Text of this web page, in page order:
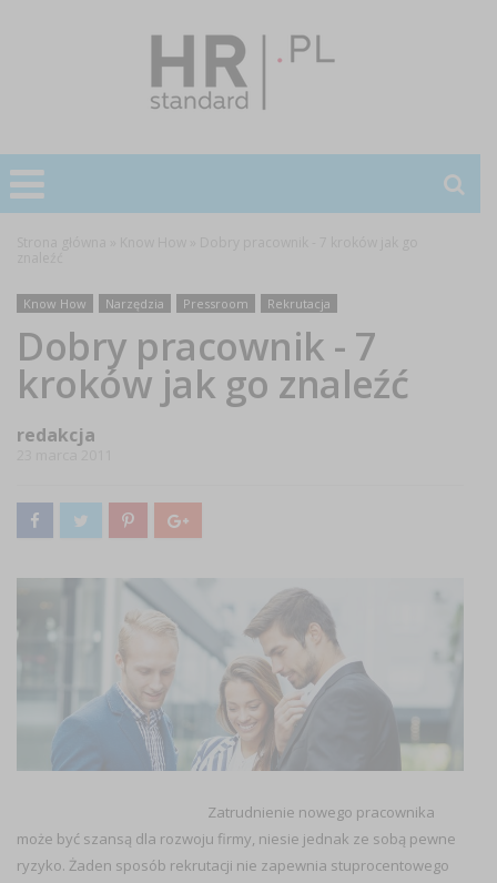
Know How Narzędzia Pressroom Rekrutacja
Dobry pracownik - 7
kroków jak go znaleźć
redakcja
Zatrudnienie nowego pracownika
może być szansą dla rozwoju firmy, niesie jednak ze sobą pewne
ryzyko. Żaden sposób rekrutacji nie zapewnia stuprocentowego